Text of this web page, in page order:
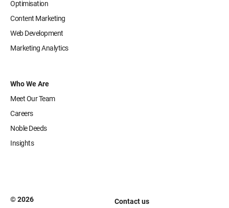
Optimisation
Content Marketing
Web Development
Marketing Analytics
Who We Are
Meet Our Team
Careers
Noble Deeds
Insights
Contact us
© 2026